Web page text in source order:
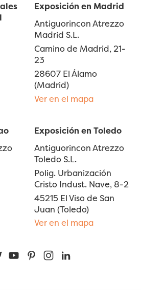
Exposición en Madrid
Antiguorincon Atrezzo
Madrid S.L.
Camino de Madrid, 21-
23
28607 El Álamo
(Madrid)
Ver en el mapa
Exposición en Toledo
Antiguorincon Atrezzo
Toledo S.L.
Polig. Urbanización
Cristo Indust. Nave, 8-2
45215 El Viso de San
Juan (Toledo)
Ver en el mapa
TwitterYouTubePinterestInstagram